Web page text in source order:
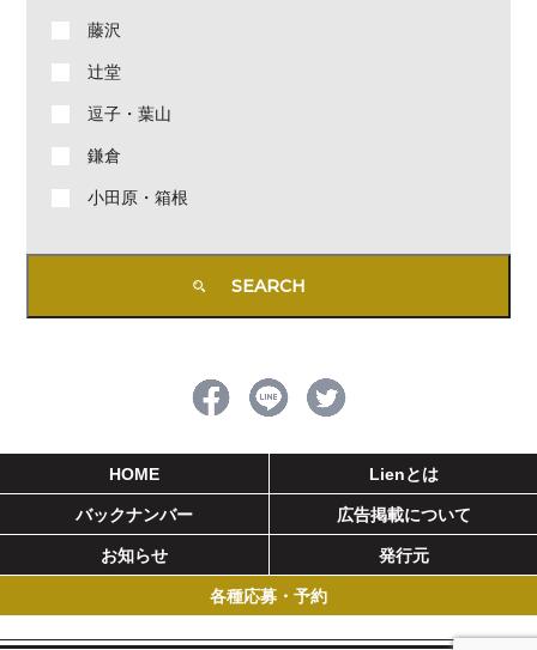
藤沢
辻堂
逗子・葉山
鎌倉
小田原・箱根
HOME Lienとは
バックナンバー 広告掲載について
お知らせ 発行元
各種応募・予約